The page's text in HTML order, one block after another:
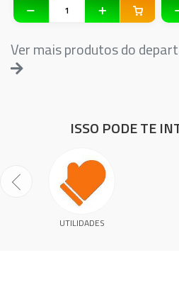
Ver mais produtos do
ISSO PODE TE
UTILIDADES